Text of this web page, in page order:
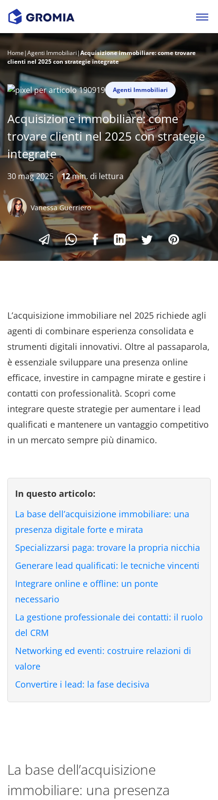
Home|Agenti Immobiliari|Acquisizione immobiliare: come trovare
clienti nel 2025 con strategie integrate
Agenti Immobiliari
Acquisizione immobiliare: come
trovare clienti nel 2025 con strategie
integrate
30 mag 2025 12min. di lettura
Vanessa Guerriero
L’acquisizione immobiliare nel 2025 richiede agli
agenti di combinare esperienza consolidata e
strumenti digitali innovativi. Oltre al passaparola,
è essenziale sviluppare una presenza online
efficace, investire in campagne mirate e gestire i
contatti con professionalità. Scopri come
integrare queste strategie per aumentare i lead
qualificati e mantenere un vantaggio competitivo
in un mercato sempre più dinamico.
In questo articolo:
La base dell’acquisizione immobiliare: una
presenza digitale forte e mirata
Specializzarsi paga: trovare la propria nicchia
Generare lead qualificati: le tecniche vincenti
Integrare online e offline: un ponte
necessario
La gestione professionale dei contatti: il ruolo
del CRM
Networking ed eventi: costruire relazioni di
valore
Convertire i lead: la fase decisiva
La base dell’acquisizione
immobiliare: una presenza